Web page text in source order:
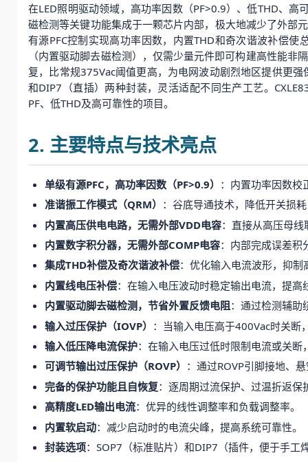
在LED照明驱动领域，高功率因数（PF>0.9）、低THD、
磁检测等关键功能集成于一颗芯片内部，极大地减少了外部
有源PFC控制实现高功率因数，内置THD和奇次谐波补偿
（内置驱动脚去磁检测），仅需少量元件即可构建高性能
复，比常规375Vac阈值更高，为电网波动剧烈地区提供更
和DIP7（直插）两种封装，灵活适配不同生产工艺。
PF、低THD及高可靠性的项目。
2. 主要特点与技术亮点
单级有源PFC，高功率因数（PF>0.9） ：内置功率因数校
准谐振工作模式（QRM） ：谷底导通技术，降低开关损
内置高压供电电路，无需外部VDD电容：直接从高压母
内置数字积分器，无需外部COMP电容：内部完成误差积
集成THD补偿及奇次谐波补偿：优化输入电流波形，抑
内置线电压补偿：在输入电压波动时稳定输出电流，提高
内置驱动脚去磁检测，节省外置反馈电阻：通过检测辅助
输入过压保护（IOVP） ：当输入电压高于400Vac时关断
输入低压降电流保护：在输入电压过低时限制电流或关断
可调节输出过压保护（ROVP） ：通过ROVP引脚接地、
完备的保护功能且自恢复：逐周期过流保护、过温折返
高精度LED输出电流：优异的线性调整率和负载调整率。
内置软启动：减少启动时的电流尖峰，提高系统可靠性。
封装选项：SOP7（标准贴片）和DIP7（插件，便于手工